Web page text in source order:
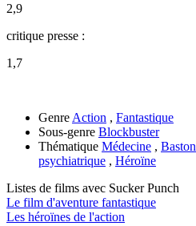
2,9
critique presse :
1,7
Genre Action , Fantastique
Sous-genre Blockbuster
Thématique Médecine , Baston
psychiatrique , Héroïne
Listes de films avec Sucker Punch
Le film d'aventure fantastique
Les héroïnes de l'action